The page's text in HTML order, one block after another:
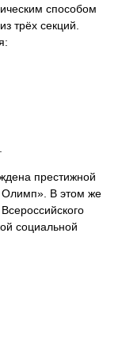
способом
трёх секций.
престижной
Олимп». В этом же
социальной